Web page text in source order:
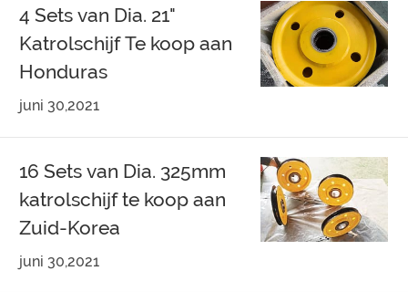
4 Sets van Dia. 21"
Katrolschijf Te koop aan
Honduras
juni 30,2021
16 Sets van Dia. 325mm
katrolschijf te koop aan
Zuid-Korea
juni 30,2021